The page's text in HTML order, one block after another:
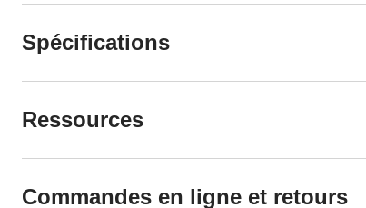
Spécifications
Ressources
Commandes en ligne et retours